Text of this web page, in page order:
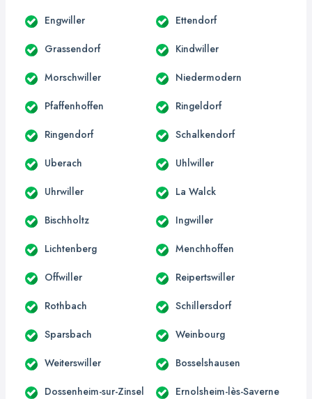
Engwiller Ettendorf
Grassendorf Kindwiller
Morschwiller Niedermodern
Pfaffenhoffen Ringeldorf
Ringendorf Schalkendorf
Uberach Uhlwiller
Uhrwiller La Walck
Bischholtz Ingwiller
Lichtenberg Menchhoffen
Offwiller Reipertswiller
Rothbach Schillersdorf
Sparsbach Weinbourg
Weiterswiller Bosselshausen
Dossenheim-sur-Zinsel Ernolsheim-lès-Saverne